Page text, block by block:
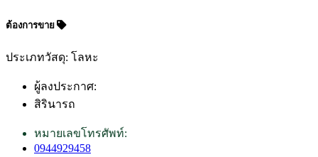
ต้องการขาย
ประเภทวัสดุ: โลหะ
ผู้ลงประกาศ:
สิรินารถ
หมายเลขโทรศัพท์:
0944929458